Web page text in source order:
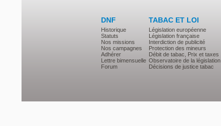
DNF
Historique
Statuts
Nos missions
Nos campagnes
Adhérer
Lettre bimensuelle
Forum
TABAC ET LOI
Législation européenne
Législation française
Interdiction de publicité
Protection des mineurs
Débit de tabac, Prix et taxes
Observatoire de la législation
Décisions de justice tabac